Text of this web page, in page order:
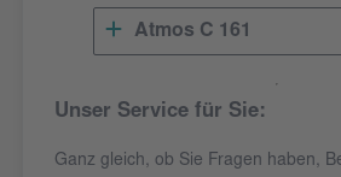
Atmos C 161
Unser Service für Sie:
Ganz gleich, ob Sie Fragen haben,